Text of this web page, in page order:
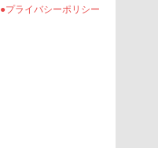
●プライバシーポリシー